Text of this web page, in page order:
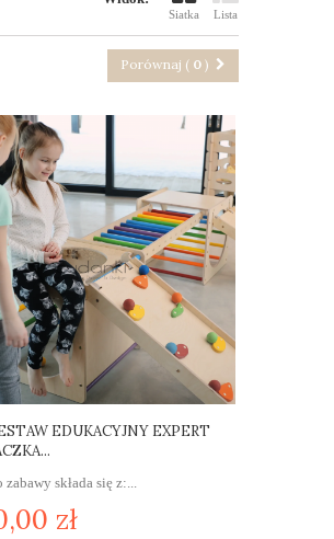
Siatka Lista
Porównaj ( 0 )
EDUKACYJNY EXPERT
zabawy składa się z:...
zł